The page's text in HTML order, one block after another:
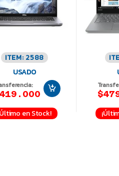
ITEM: 2588
USADO
en Stock!